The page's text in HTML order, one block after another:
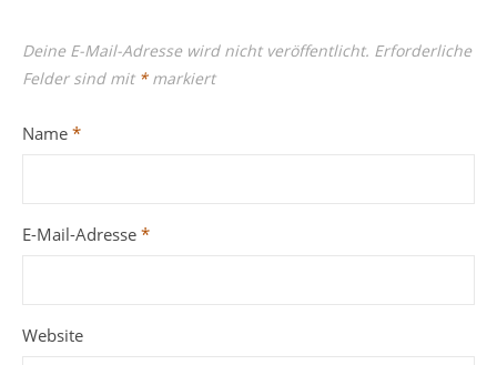
Deine E-Mail-Adresse wird nicht veröffentlicht. Erforderliche
Felder sind mit *markiert
Name *
E-Mail-Adresse *
Website